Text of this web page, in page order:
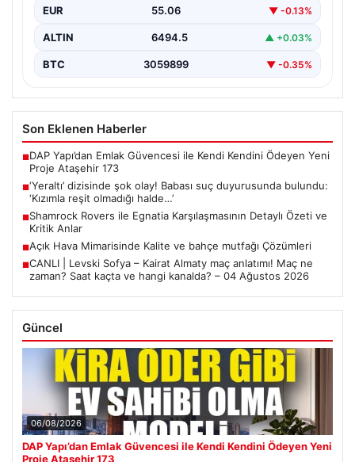
EUR 55.06 ▼ -0.13%
ALTIN 6494.5 ▲ +0.03%
BTC 3059899 ▼ -0.35%
Son Eklenen Haberler
■DAP Yapı’dan Emlak Güvencesi ile Kendi Kendini Ödeyen Yeni
Proje Ataşehir 173
■‘Yeraltı’ dizisinde şok olay! Babası suç duyurusunda bulundu:
‘Kızımla reşit olmadığı halde…’
■Shamrock Rovers ile Egnatia Karşılaşmasının Detaylı Özeti ve
Kritik Anlar
■Açık Hava Mimarisinde Kalite ve bahçe mutfağı Çözümleri
■CANLI | Levski Sofya – Kairat Almaty maç anlatımı! Maç ne
zaman? Saat kaçta ve hangi kanalda? – 04 Ağustos 2026
Güncel
06/08/2026
DAP Yapı’dan Emlak Güvencesi ile Kendi Kendini Ödeyen Yeni
Proje Ataşehir 173